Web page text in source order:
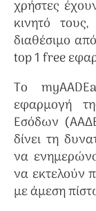
χρήστες
κινητό
διαθέσιμο
top 1 free
Το
εφαρμογή
Εσόδων
δίνει τη
να
να εκτελούν
με άμεση